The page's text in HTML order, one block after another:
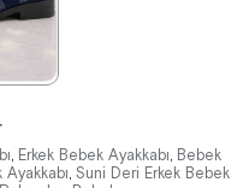
Ücretsiz
Kargo
₺
, Erkek Bebek Ayakkabı, Bebek
, Suni Deri Erkek Bebek